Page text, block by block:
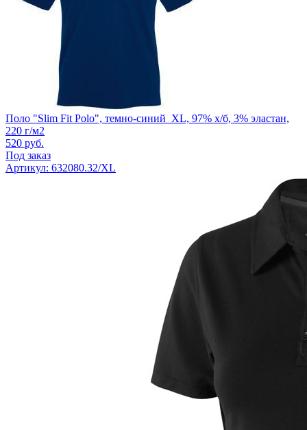
Поло "Slim Fit Polo", темно-синий_XL, 97% х/б, 3% эластан,
220 г/м2
520 руб.
Под заказ
Артикул: 632080.32/XL